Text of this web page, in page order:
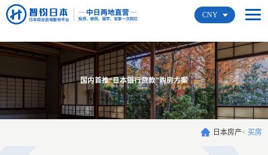
CNY
国内首推“日本银行贷款”购房方案
日本房产< 买房